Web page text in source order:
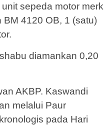
sepeda motor merk
4120 OB, 1 (satu)
diamankan 0,20
AKBP. Kaswandi
melalui Paur
pada Hari